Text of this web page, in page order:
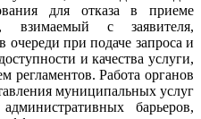
для отказа в приеме
взимаемый с заявителя,
при подаче запроса и
и качества услуги,
регламентов. Работа органов
муниципальных услуг
барьеров,